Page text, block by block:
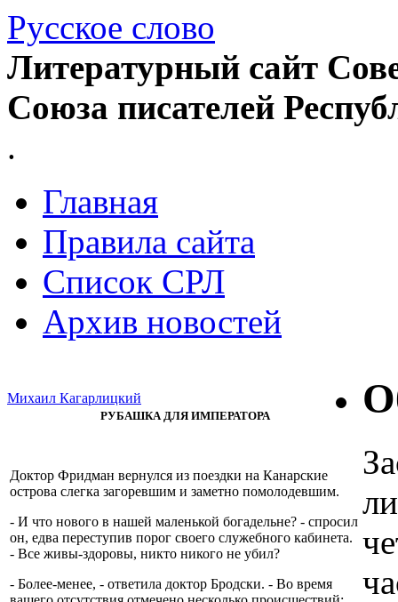
Русское слово
Литературный сайт
Союза писателей
.
Главная
Правила сайта
Список СРЛ
Архив новостей
Михаил Кагарлицкий
РУБАШКА ДЛЯ ИМПЕРАТОРА
Доктор Фридман вернулся из поездки на Канарские
острова слегка загоревшим и заметно помолодевшим.
- И что нового в нашей маленькой богадельне? - спросил
он, едва переступив порог своего служебного кабинета.
- Все живы-здоровы, никто никого не убил?
- Более-менее, - ответила доктор Бродски. - Во время